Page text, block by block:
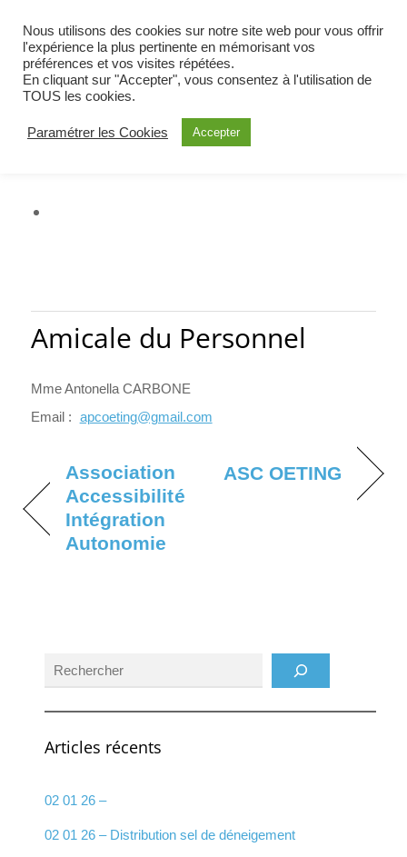
BIENVENUE À OETING
COMMUNE DE MOSELLE EST
ALERTE
Amicale du Personnel
Mme Antonella CARBONE
Email : apcoeting@gmail.com
Association
Accessibilité
Intégration
Autonomie
ASC OETING
Rechercher
Articles récents
02 01 26 –
02 01 26 – Distribution sel de déneigement
Nous utilisons des cookies sur notre site web pour vous offrir
l'expérience la plus pertinente en mémorisant vos
préférences et vos visites répétées.
En cliquant sur "Accepter", vous consentez à l'utilisation de
TOUS les cookies.
Paramétrer les Cookies Accepter